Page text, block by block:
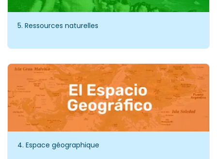
5. Ressources naturelles
4. Espace géographique